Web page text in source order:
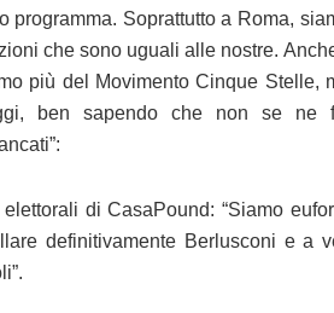
programma. Soprattutto a Roma,
che sono uguali alle nostre.
più del Movimento Cinque Stelle,
ben sapendo che non se
di CasaPound: “Siamo
definitivamente Berlusconi e a